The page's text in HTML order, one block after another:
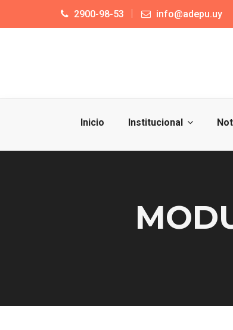
2900-98-53 info@adepu.uy
Inicio Institucional